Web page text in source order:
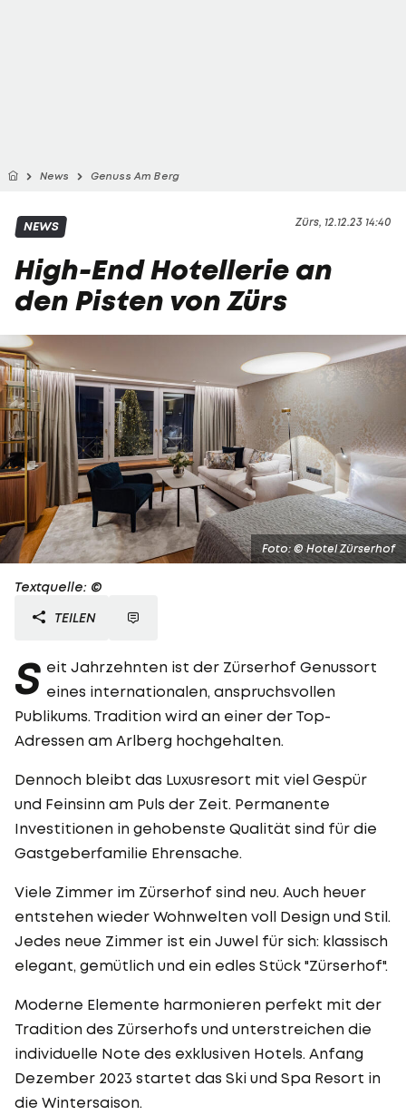
News Genuss Am Berg
Zürs, 12.12.23 14:40
NEWS
High-End Hotellerie an
den Pisten von Zürs
Foto: © Hotel Zürserhof
Textquelle: ©
TEILEN
S eit Jahrzehnten ist der Zürserhof Genussort
eines internationalen, anspruchsvollen
Publikums. Tradition wird an einer der Top-
Adressen am Arlberg hochgehalten.
Dennoch bleibt das Luxusresort mit viel Gespür
und Feinsinn am Puls der Zeit. Permanente
Investitionen in gehobenste Qualität sind für die
Gastgeberfamilie Ehrensache.
Viele Zimmer im Zürserhof sind neu. Auch heuer
entstehen wieder Wohnwelten voll Design und Stil.
Jedes neue Zimmer ist ein Juwel für sich: klassisch
elegant, gemütlich und ein edles Stück "Zürserhof".
Moderne Elemente harmonieren perfekt mit der
Tradition des Zürserhofs und unterstreichen die
individuelle Note des exklusiven Hotels. Anfang
Dezember 2023 startet das Ski und Spa Resort in
die Wintersaison.